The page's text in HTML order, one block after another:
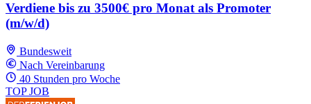
Verdiene bis zu 3500€ pro Monat als Promoter
(m/w/d)
Bundesweit
Nach Vereinbarung
40 Stunden pro Woche
TOP JOB